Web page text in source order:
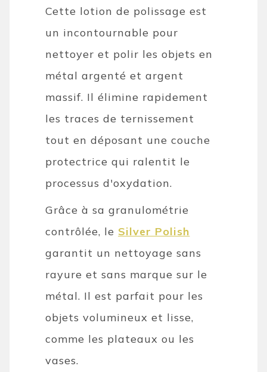
Cette lotion de polissage est
un incontournable pour
nettoyer et polir les objets en
métal argenté et argent
massif. Il élimine rapidement
les traces de ternissement
tout en déposant une couche
protectrice qui ralentit le
processus d'oxydation.
Grâce à sa granulométrie
contrôlée, le Silver Polish
garantit un nettoyage sans
rayure et sans marque sur le
métal. Il est parfait pour les
objets volumineux et lisse,
comme les plateaux ou les
vases.